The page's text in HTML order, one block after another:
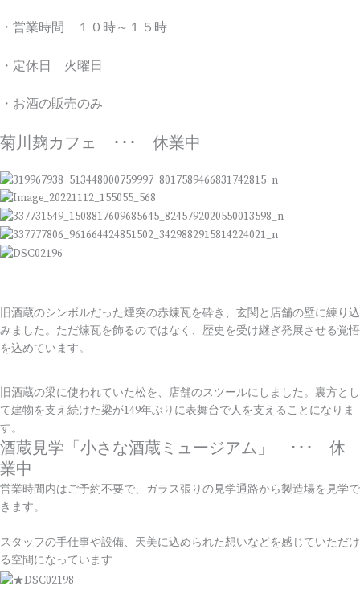
・営業時間 １０時～１５時
・定休日 火曜日
・お酒の販売のみ
菊川麹カフェ ･･･ 休業中
旧酒蔵のシンボルだった煙突の赤煉瓦を砕き、玄関と店舗の壁に練り込
みました。ただ煉瓦を飾るのではなく、歴史を受け継ぎ発展させる覚悟
を込めています。
旧酒蔵の梁に使われていた松を、店舗のスツールにしました。裏方とし
て建物を支え続けた梁が149年ぶりに表舞台で人を支えることになりま
す。
酒蔵見学「小さな酒蔵ミュージアム」 ･･･ 休
業中
営業時間内はご予約不要で、ガラス張りの見学通路から製造場を見学で
きます。
スタッフの手仕事や設備、天美に込められた想いなどを感じていただけ
る空間になっています